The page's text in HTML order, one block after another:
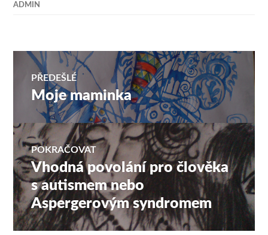
ADMIN
Navigace
pro
příspěvek
PŘEDEŠLÉ
Předchozí
příspěvek:
Moje maminka
POKRAČOVAT
Následující
příspěvek:
Vhodná povolání pro člověka
s autismem nebo
Aspergerovým syndromem